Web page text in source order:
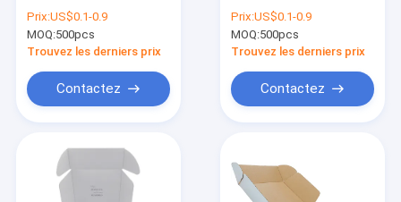
Des produits
Cardboard Boxes for
Shipping Recyclable
Packaging Boxes
Prix:US$0.1-0.9
MOQ:500pcs
Trouvez les derniers prix
Contactez
Box Corrugated Box
Mailer Shipping Box
For Mailer Moving
Prix:US$0.1-0.9
MOQ:500pcs
Trouvez les derniers prix
Contactez